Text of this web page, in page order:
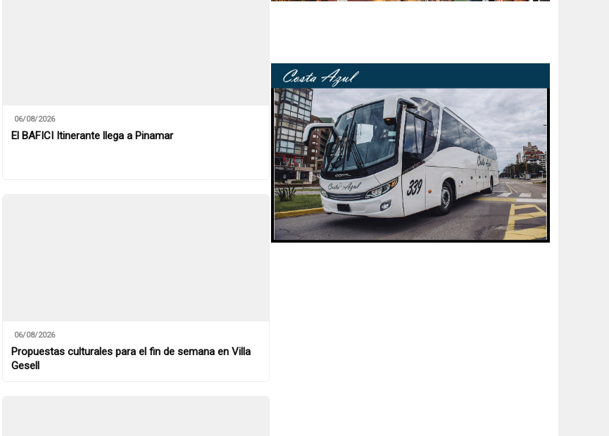
06/08/2026
El BAFICI Itinerante llega a Pinamar
06/08/2026
Propuestas culturales para el fin de semana en Villa
Gesell